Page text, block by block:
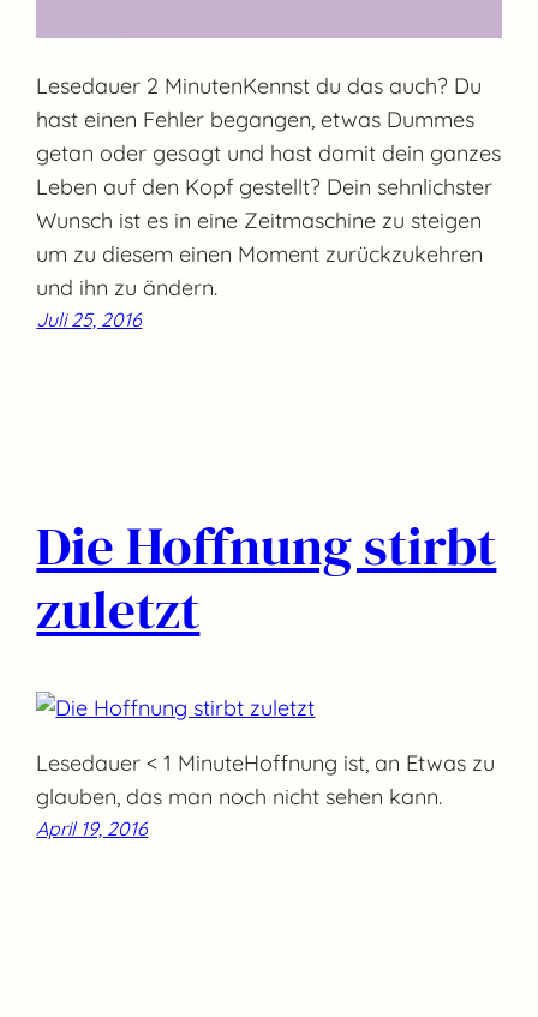
Lesedauer 2 MinutenKennst du das auch? Du
hast einen Fehler begangen, etwas Dummes
getan oder gesagt und hast damit dein ganzes
Leben auf den Kopf gestellt? Dein sehnlichster
Wunsch ist es in eine Zeitmaschine zu steigen
um zu diesem einen Moment zurückzukehren
und ihn zu ändern.
Juli 25, 2016
Die Hoffnung stirbt
zuletzt
Lesedauer < 1 MinuteHoffnung ist, an Etwas zu
glauben, das man noch nicht sehen kann.
April 19, 2016